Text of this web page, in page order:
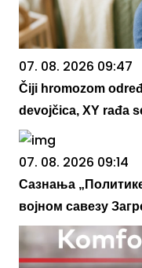
07. 08. 2026 09:47
Čiji hromozom
devojčica, XY rađa
07. 08. 2026 09:14
Сазнања
војном савезу